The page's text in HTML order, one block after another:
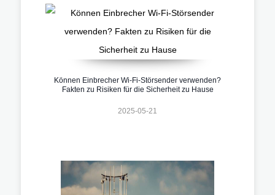
Können Einbrecher Wi-Fi-Störsender verwenden?
Fakten zu Risiken für die Sicherheit zu Hause
2025-05-21